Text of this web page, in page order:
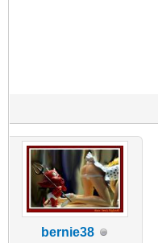
bernie38